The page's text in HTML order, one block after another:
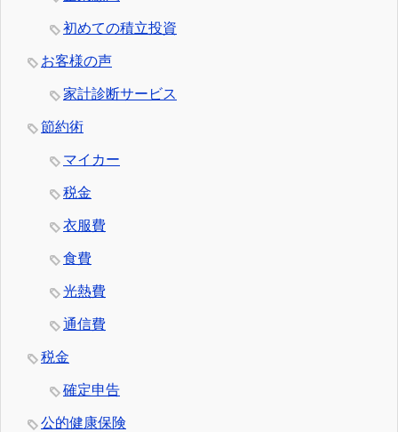
初めての積立投資
お客様の声
家計診断サービス
節約術
マイカー
税金
衣服費
食費
光熱費
通信費
税金
確定申告
公的健康保険